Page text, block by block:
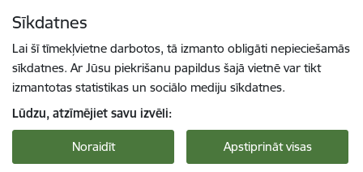
Sīkdatnes
Lai šī tīmekļvietne darbotos, tā izmanto obligāti nepieciešamās
sīkdatnes. Ar Jūsu piekrišanu papildus šajā vietnē var tikt
izmantotas statistikas un sociālo mediju sīkdatnes.
Lūdzu, atzīmējiet savu izvēli:
Noraidīt Apstiprināt visas